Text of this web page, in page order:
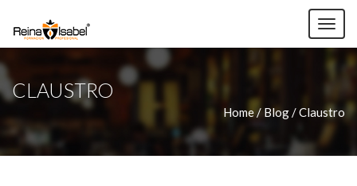
CLAUSTRO
Home / Blog / Claustro